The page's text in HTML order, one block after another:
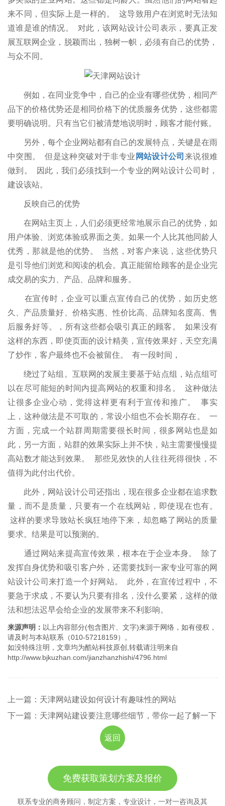
来不同，但实际上是一样的。 这导致用户在浏览时无法知
道谁是谁的情况。 对此，该网站设计公司表示，要真正发
展互联网企业，脱颖而出，独树一帜，必须有自己的优势，
与众不同。
例如，在同业竞争中，自己的企业有哪些优势，相同产
品下的价格优势还是相同价格下的优质服务优势，这些都需
要明确说明。只有当它们被清楚地说明时，顾客才能付账。
另外，每个企业网站都有自己的发展特点，关键是在雨
中突围。 但是这种突破对于非专业 网站设计公司 来说很难
做到。 因此，我们必须找到一个专业的网站设计公司时，
建设该站。
反映自己的优势
在网站主页上，人们必须更经常地展示自己的优势，如
用户体验、浏览体验或界面之美。如果一个人比其他同龄人
优秀，那就是他的优势。 当然，对客户来说，这些优势只
是引导他们浏览和阅读的机会。真正能留给顾客的是企业完
成交易的实力、产品、品牌和服务。
在宣传时，企业可以重点宣传自己的优势，如历史悠
久、产品质量好、价格实惠、性价比高、品牌知名度高、售
后服务好等。，所有这些都会吸引真正的顾客。 如果没有
这样的东西，即使页面的设计精美，宣传效果好，天空充满
了炒作，客户最终也不会被留住。 有一段时间，
绕过了站组。互联网的发展主要基于站点组，站点组可
以在尽可能短的时间内提高网站的权重和排名。 这种做法
让很多企业心动，觉得这样更有利于宣传和推广。 事实
上，这种做法是不可取的，常设小组也不会长期存在。 一
方面，完成一个站群周期需要很长时间，很多网站也是如
此，另一方面，站群的效果实际上并不快，站主需要慢慢提
高站数才能达到效果。 那些见效快的人往往死得很快，不
值得为此付出代价。
此外，网站设计公司还指出，现在很多企业都在追求数
量，而不是质量，只要有一个在线网站，即使现在也有。
这样的要求导致站长疯狂地停下来，却忽略了网站的质量
要求。结果是可以预测的。
通过网站来提高宣传效果，根本在于企业本身。 除了
发挥自身优势和吸引客户外，还需要找到一家专业可靠的网
站设计公司来打造一个好网站。 此外，在宣传过程中，不
要急于求成，不要认为只要有排名，没什么要紧，这样的做
法和想法迟早会给企业的发展带来不利影响。
来源声明： 以上内容部分(包含图片、文字)来源于网络，如有侵权，
请及时与本站联系（010-57218159）。
如没特殊注明，文章均为酷站科技原创,转载请注明来自
http://www.bjkuzhan.com/jianzhanzhishi/4796.html
上一篇：天津网站建设如何设计有趣味性的网站
下一篇：天津网站建设要注意哪些细节，带你一起了解一下
返回
免费获取策划方案及报价
联系专业的商务顾问，制定方案，专业设计，一对一咨询及其